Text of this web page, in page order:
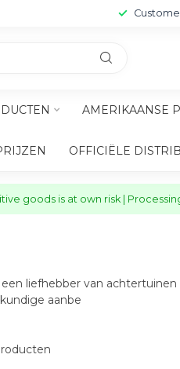
AMERIKAANSE
OFFICIËLE
goods is at own risk |
liefhebber van
aanbe